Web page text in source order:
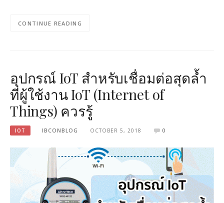
CONTINUE READING
อุปกรณ์ IoT สำหรับเชื่อมต่อสุดล้ำ
ที่ผู้ใช้งาน IoT (Internet of
Things) ควรรู้
IOT IBCONBLOG OCTOBER 5, 2018 0